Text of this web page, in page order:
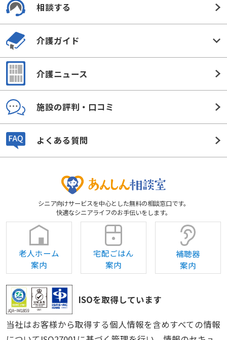
相談する
介護ガイド
介護ニュース
施設の評判・口コミ
よくある質問
シニア向けサービスを中心とした無料の相談窓口です。
快適なシニアライフのお手伝いをします。
老人ホーム
案内
宅配ごはん
案内
補聴器
案内
ISOを取得しています
当社はお客様から取得する個人情報を含めすべての情報